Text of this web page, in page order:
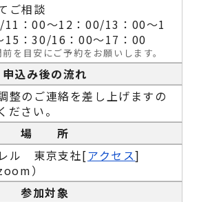
ご相談
：00～12：00/13：00～1
15：30/16：00～17：00
を目安にご予約をお願いします。
申込み後の流れ
整のご連絡を差し上げますの
ださい。
場 所
ル 東京支社[アクセス]
）
参加対象